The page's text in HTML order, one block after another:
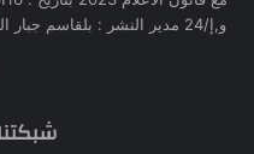
و,إ/24 مدير النشر : بلقاسم جبار العنوان : 10 نهج الجمهورية برج بوعريريج